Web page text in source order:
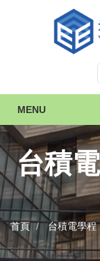
MENU
台積
首頁 台積電學程